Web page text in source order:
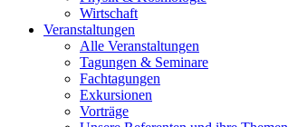
Wirtschaft
Veranstaltungen
Alle Veranstaltungen
Tagungen & Seminare
Fachtagungen
Exkursionen
Vorträge